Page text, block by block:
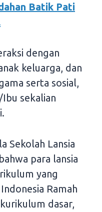
Batik Pati
dengan
keluarga, dan
serta sosial,
sekalian
Sekolah Lansia
para lansia
yang
Ramah
dasar,